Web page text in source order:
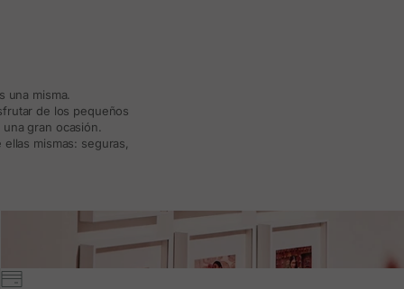
misma.
de los pequeños
gran ocasión.
mismas: seguras,